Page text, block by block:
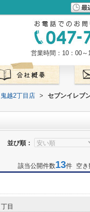
営業時間：10：00～
越2丁目店 >
セブンイレブ
並び順：
該当公開件数13件 空き
丁目